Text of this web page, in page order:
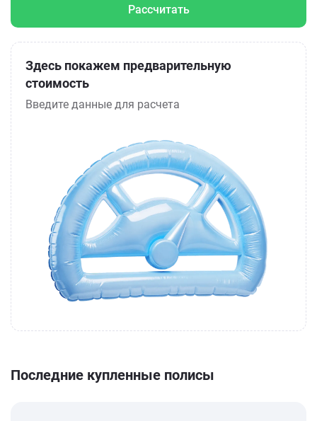
Рассчитать
Здесь покажем предварительную
стоимость
Введите данные для расчета
Последние купленные полисы